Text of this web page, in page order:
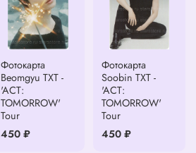
Фотокарта
Beomgyu TXT -
'ACT:
TOMORROW'
Tour
450 ₽
Фотокарта
Soobin TXT -
'ACT:
TOMORROW'
Tour
450 ₽